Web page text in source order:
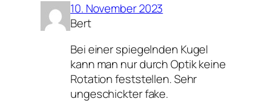
10. November 2023
Bert
Bei einer spiegelnden Kugel
kann man nur durch Optik keine
Rotation feststellen. Sehr
ungeschickter fake.